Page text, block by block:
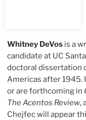
Whitney DeVos is a
candidate at UC
doctoral dissertation
Americas after 1945.
or are forthcoming in
The Acentos Review,
Chejfec will appear